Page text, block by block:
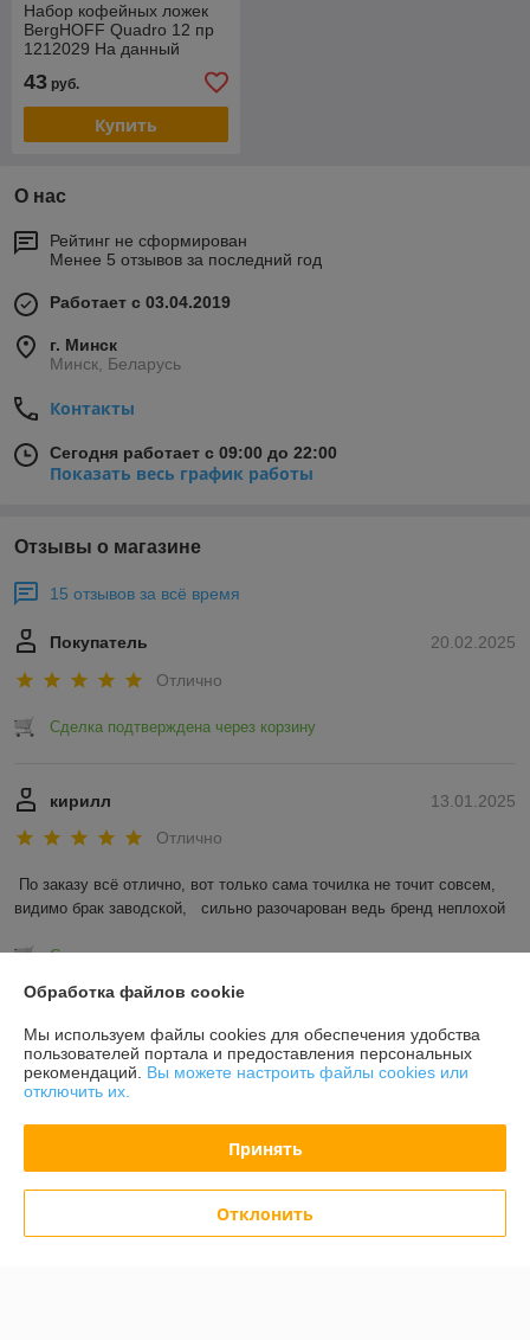
Набор кофейных ложек
BergHOFF Quadro 12 пр
1212029 На данный
товар возможна скидка .
Звоните !
43 руб.
Купить
О нас
Рейтинг не сформирован
Менее 5 отзывов за последний год
Работает с 03.04.2019
г. Минск
Минск, Беларусь
Контакты
Сегодня работает с 09:00 до 22:00
Показать весь график работы
Отзывы о магазине
15 отзывов за всё время
20.02.2025
Покупатель
Отлично
Сделка подтверждена через корзину
13.01.2025
кирилл
Отлично
По заказу всё отлично, вот только сама точилка не точит совсем,
видимо брак заводской,   сильно разочарован ведь бренд неплохой
Сделка подтверждена через корзину
О нас
Обработка файлов cookie
Мы используем файлы cookies для обеспечения удобства
пользователей портала и предоставления персональных
рекомендаций. Вы можете настроить файлы cookies или
отключить их.
Принять
Отклонить